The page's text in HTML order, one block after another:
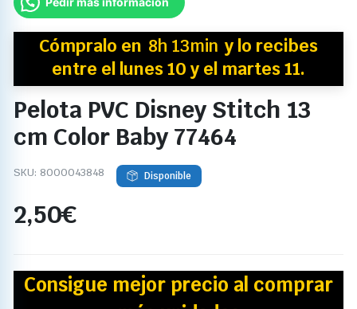
Cómpralo en 8h 13min y lo recibes
entre el lunes 10 y el martes 11.
Pelota PVC Disney Stitch 13
cm Color Baby 77464
SKU: 8000043848 Disponible
2,50€
Consigue mejor precio al comprar